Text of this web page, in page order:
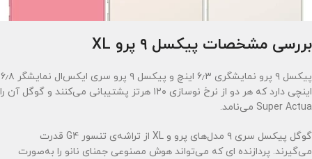
بررسی مشخصات پیکسل ۹ پرو XL
پیکسل ۹ پرو نمایشگری ۶٫۳ اینچ و پیکسل ۹ پرو سری ایکس‌ال نمایشگر ۶٫۸
اینچی دارد که هر دو از نرخ نوسازی ۱۲۰ هرتز پشتیبانی می‌کنند و گوگل آن را
Super Actua می‌نامد.
گوگل پیکسل سری ۹ مدل‌های پرو و XL از تراشه‌ی تنسور G4 قدرت
می‌گیرند. پردازنده ای که می‌تواند هوش مصنوعی جمنای نانو را به‌صورت